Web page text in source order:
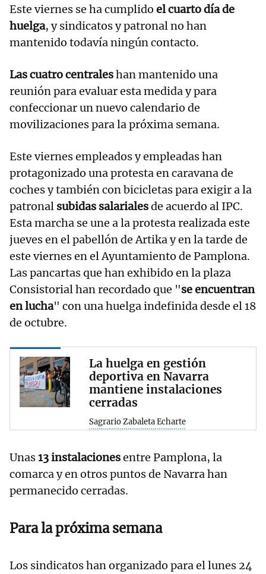
Este viernes se ha cumplido el cuarto día de
huelga, y sindicatos y patronal no han
mantenido todavía ningún contacto.
Las cuatro centraleshan mantenido una
reunión para evaluar esta medida y para
confeccionar un nuevo calendario de
movilizaciones para la próxima semana.
Este viernes empleados y empleadas han
protagonizado una protesta en caravana de
coches y también con bicicletas para exigir a la
patronal subidas salarialesde acuerdo al IPC.
Esta marcha se une a la protesta realizada este
jueves en el pabellón de Artika y en la tarde de
este viernes en el Ayuntamiento de Pamplona.
Las pancartas que han exhibido en la plaza
Consistorial han recordado que "se encuentran
en lucha" con una huelga indefinida desde el 18
de octubre.
La huelga en gestión
deportiva en Navarra
mantiene instalaciones
cerradas
Sagrario Zabaleta Echarte
Unas13 instalacionesentre Pamplona, la
comarca y en otros puntos de Navarra han
permanecido cerradas.
Para la próxima semana
Los sindicatos han organizado para el lunes 24